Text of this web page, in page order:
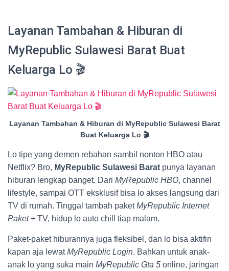
Layanan Tambahan & Hiburan di
MyRepublic Sulawesi Barat Buat
Keluarga Lo 🎬
Layanan Tambahan & Hiburan di MyRepublic Sulawesi Barat
Buat Keluarga Lo 🎬
Lo tipe yang demen rebahan sambil nonton HBO atau
Netflix? Bro, MyRepublic Sulawesi Barat punya layanan
hiburan lengkap banget. Dari MyRepublic HBO, channel
lifestyle, sampai OTT eksklusif bisa lo akses langsung dari
TV di rumah. Tinggal tambah paketMyRepublic Internet
Paket+ TV, hidup lo auto chill tiap malam.
Paket-paket hiburannya juga fleksibel, dan lo bisa aktifin
kapan aja lewatMyRepublic Login. Bahkan untuk anak-
anak lo yang suka main MyRepublic Gta 5 online, jaringan